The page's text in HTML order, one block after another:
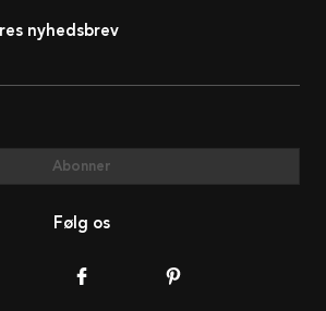
nyhedsbrev
Abonner
Følg os